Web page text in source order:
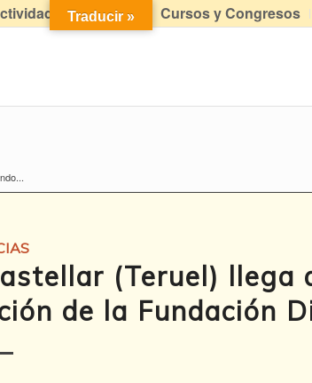
didácticas Cursos y Congresos
(Teruel) llega
de la Fundación
Traducir »